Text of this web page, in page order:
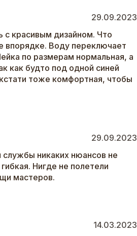
29.09.2023
с красивым дизайном. Что
впорядке. Воду переключает
по размерам нормальная, а
как будто под одной синей
тоже комфортная, чтобы
29.09.2023
службы никаких нюансов не
Нигде не полетели
мастеров.
14.03.2023